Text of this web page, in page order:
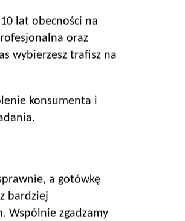
lat obecności na
oraz
wybierzesz trafisz na
konsumenta i
a gotówkę
bardziej
Wspólnie zgadzamy